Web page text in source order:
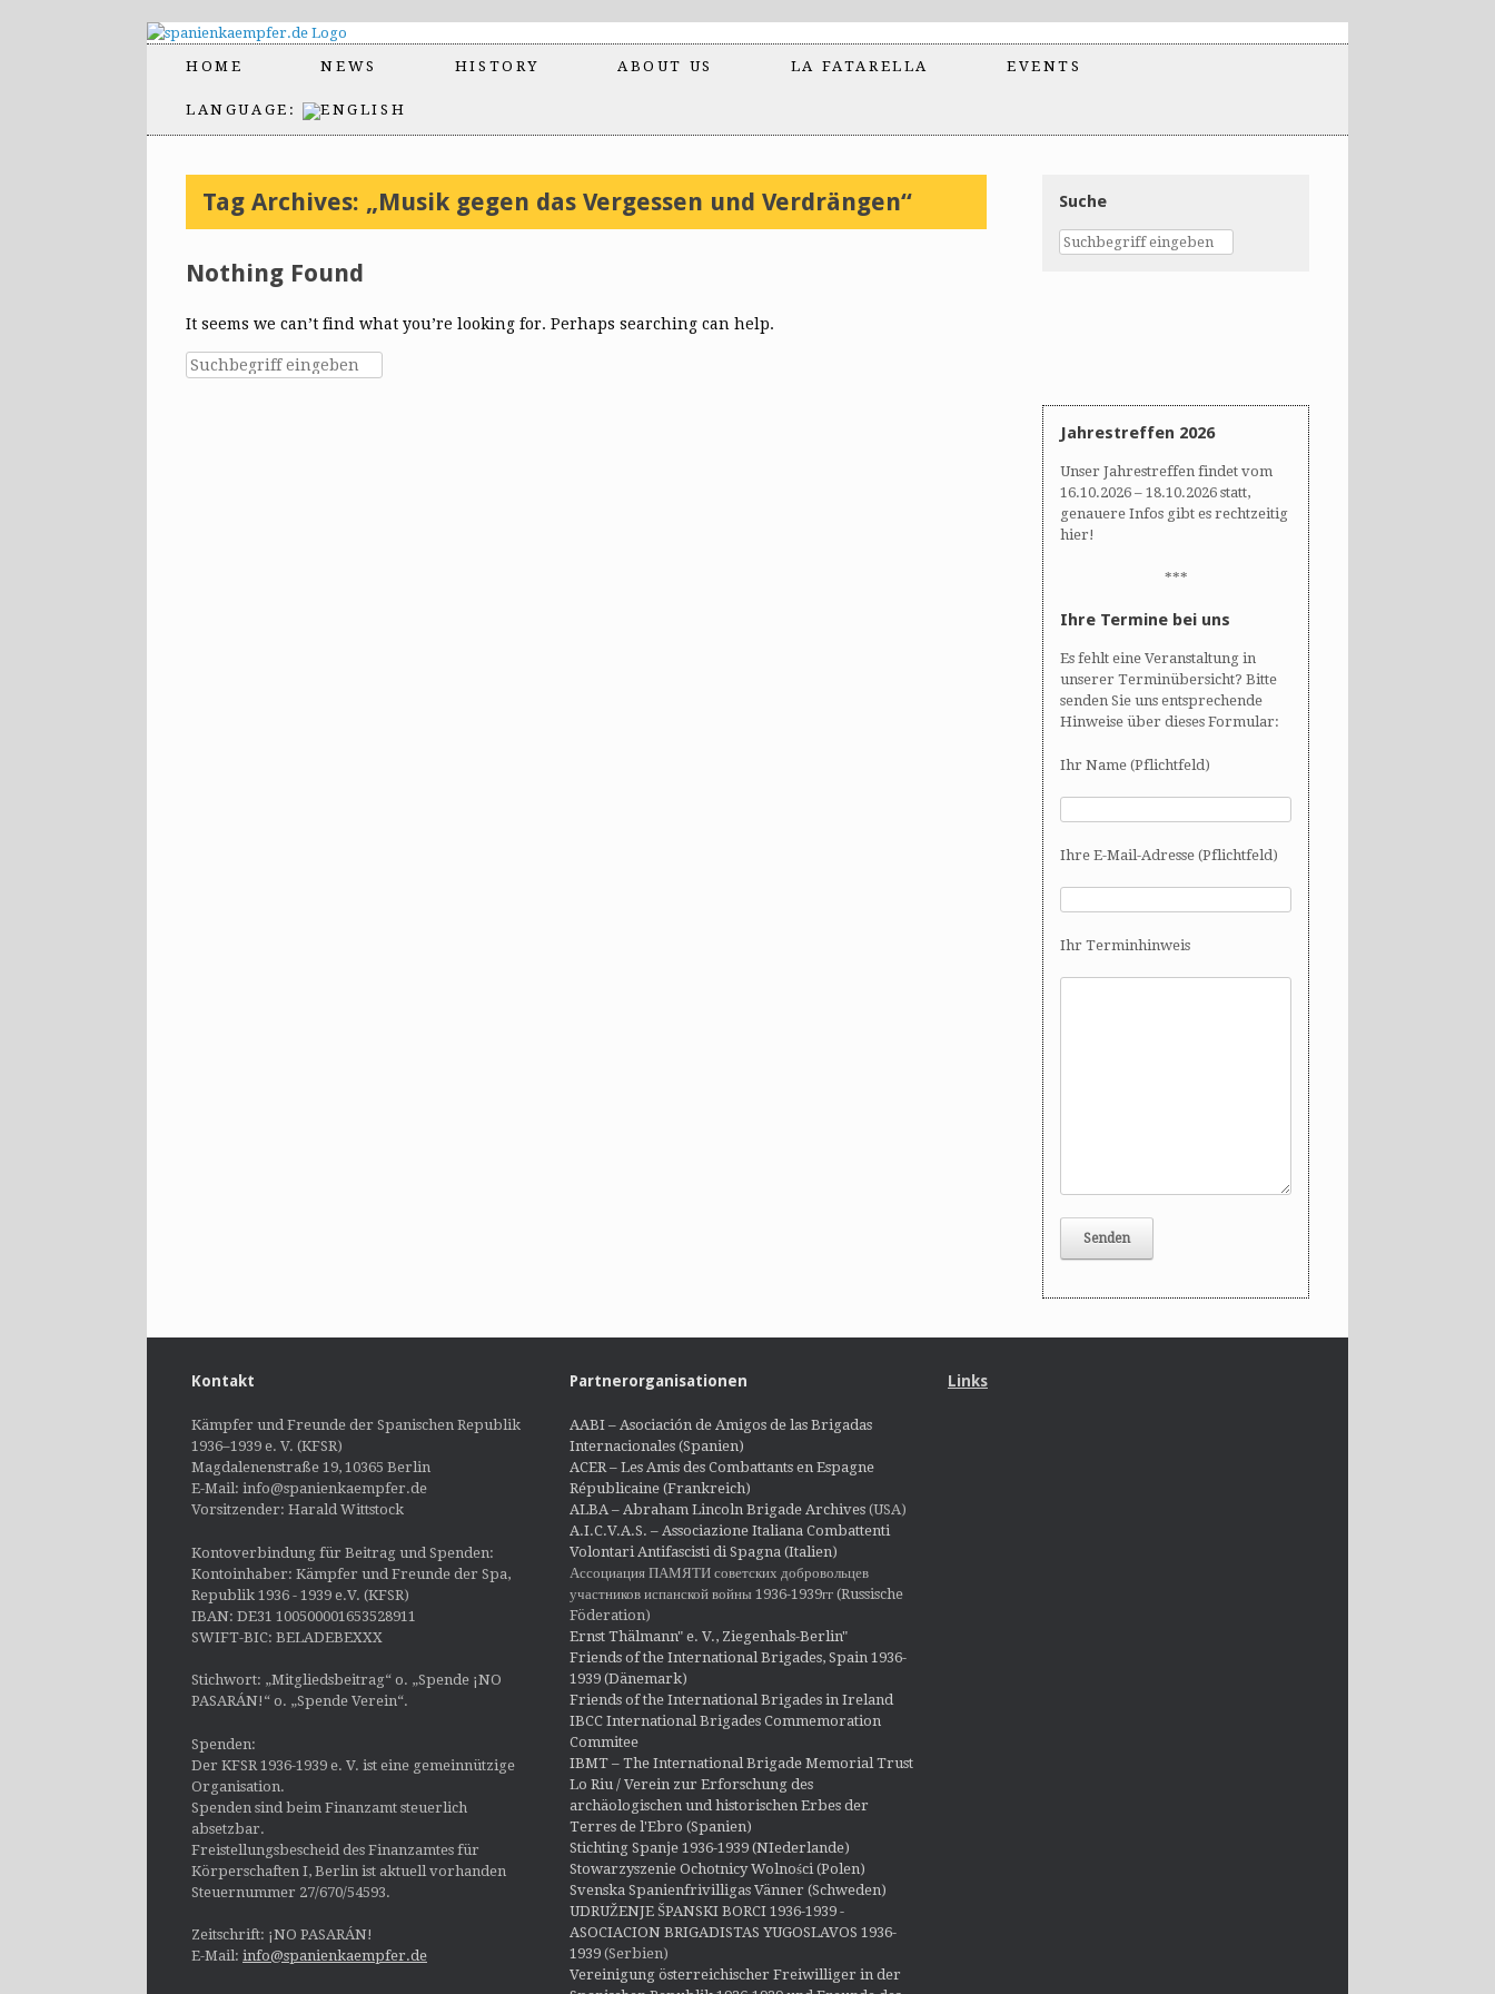
HOME NEWS HISTORY ABOUT US LA FATARELLA EVENTS
LANGUAGE:
Tag Archives: „Musik gegen das Vergessen und Verdrängen“
Nothing Found
It seems we can’t find what you’re looking for. Perhaps searching can help.
Suche
Jahrestreffen 2026
Unser Jahrestreffen findet vom
16.10.2026 – 18.10.2026 statt,
genauere Infos gibt es rechtzeitig
hier!
***
Ihre Termine bei uns
Es fehlt eine Veranstaltung in
unserer Terminübersicht? Bitte
senden Sie uns entsprechende
Hinweise über dieses Formular:
Ihr Name (Pflichtfeld)
Ihre E-Mail-Adresse (Pflichtfeld)
Ihr Terminhinweis
Kontakt
Kämpfer und Freunde der Spanischen Republik
1936–1939 e. V. (KFSR)
Magdalenenstraße 19, 10365 Berlin
E-Mail: info@spanienkaempfer.de
Vorsitzender: Harald Wittstock
Kontoverbindung für Beitrag und Spenden:
Kontoinhaber: Kämpfer und Freunde der Spa,
Republik 1936 - 1939 e.V. (KFSR)
IBAN: DE31 100500001653528911
SWIFT-BIC: BELADEBEXXX
Stichwort: „Mitgliedsbeitrag“ o. „Spende ¡NO
PASARÁN!“ o. „Spende Verein“.
Spenden:
Der KFSR 1936-1939 e. V. ist eine gemeinnützige
Organisation.
Spenden sind beim Finanzamt steuerlich
absetzbar.
Freistellungsbescheid des Finanzamtes für
Körperschaften I, Berlin ist aktuell vorhanden
Steuernummer 27/670/54593.
Zeitschrift: ¡NO PASARÁN!
E-Mail: info@spanienkaempfer.de
Partnerorganisationen
AABI – Asociación de Amigos de las Brigadas
Internacionales (Spanien)
ACER – Les Amis des Combattants en Espagne
Républicaine (Frankreich)
ALBA – Abraham Lincoln Brigade Archives(USA)
A.I.C.V.A.S. – Associazione Italiana Combattenti
Volontari Antifascisti di Spagna (Italien)
Ассоциация ПАМЯТИ советских добровольцев
участников испанской войны 1936-1939гг (Russische
Föderation)
Ernst Thälmann" e. V., Ziegenhals-Berlin"
Friends of the International Brigades, Spain 1936-
1939 (Dänemark)
Friends of the International Brigades in Ireland
IBCC International Brigades Commemoration
Commitee
IBMT – The International Brigade Memorial Trust
Lo Riu / Verein zur Erforschung des
archäologischen und historischen Erbes der
Terres de l'Ebro (Spanien)
Stichting Spanje 1936-1939 (NIederlande)
Stowarzyszenie Ochotnicy Wolności (Polen)
Svenska Spanienfrivilligas Vänner (Schweden)
UDRUŽENJE ŠPANSKI BORCI 1936-1939 -
ASOCIACION BRIGADISTAS YUGOSLAVOS 1936-
1939(Serbien)
Vereinigung österreichischer Freiwilliger in der
Links